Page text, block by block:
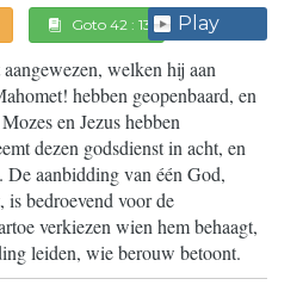
Goto 42 : 13 Play
welken hij aan
hebben geopenbaard, en
en Jezus hebben
dezen godsdienst in acht, en
De aanbidding van één God,
bedroevend voor de
verkiezen wien hem behaagt,
leiden, wie berouw betoont.